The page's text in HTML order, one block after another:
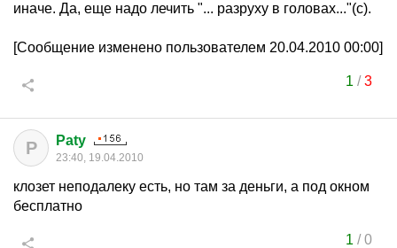
иначе. Да, еще надо лечить "... разруху в головах..."(с).
[Сообщение изменено пользователем 20.04.2010 00:00]
1 /3
P Paty
23:40, 19.04.2010
клозет неподалеку есть, но там за деньги, а под окном
бесплатно
1 /0